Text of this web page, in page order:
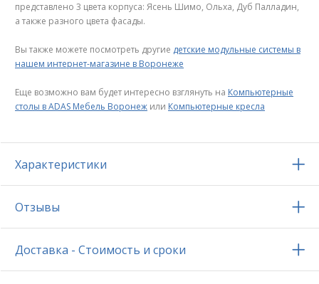
представлено 3 цвета корпуса: Ясень Шимо, Ольха, Дуб Палладин,
а также разного цвета фасады.
Вы также можете посмотреть другие детские модульные системы в
нашем интернет-магазине в Воронеже
Еще возможно вам будет интересно взглянуть на Компьютерные
столы в ADAS Мебель Воронеж или Компьютерные кресла
Характеристики
Отзывы
Доставка - Стоимость и сроки